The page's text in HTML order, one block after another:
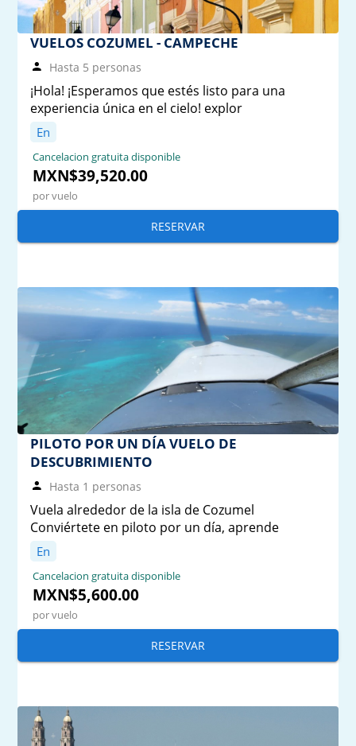
VUELOS COZUMEL - CAMPECHE
Hasta 5 personas
¡Hola! ¡Esperamos que estés listo para una
experiencia única en el cielo! explor
En
Cancelacion gratuita disponible
MXN$39,520.00
por vuelo
RESERVAR
PILOTO POR UN DÍA VUELO DE
DESCUBRIMIENTO
Hasta 1 personas
Vuela alrededor de la isla de Cozumel
Conviértete en piloto por un día, aprende
En
Cancelacion gratuita disponible
MXN$5,600.00
por vuelo
RESERVAR